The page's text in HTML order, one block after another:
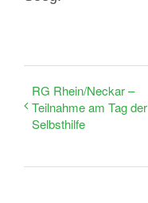
RG Rhein/Neckar –
Teilnahme am Tag der
Selbsthilfe